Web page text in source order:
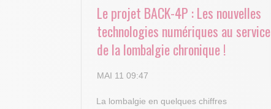
Le projet BACK-4P : Les nouvelles
technologies numériques au service
de la lombalgie chronique !
MAI 11 09:47
La lombalgie en quelques chiffres